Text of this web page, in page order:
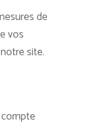
de
vos
site.